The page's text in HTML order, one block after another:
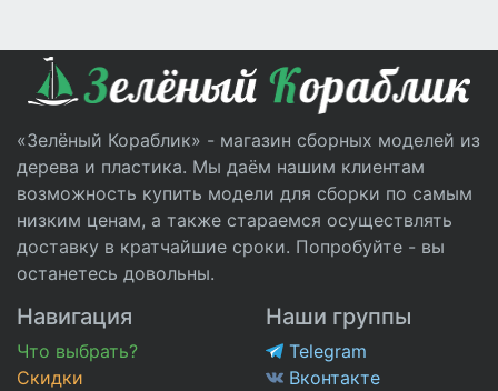
«Зелёный Кораблик» - магазин сборных моделей из
дерева и пластика. Мы даём нашим клиентам
возможность купить модели для сборки по самым
низким ценам, а также стараемся осуществлять
доставку в кратчайшие сроки. Попробуйте - вы
останетесь довольны.
Навигация
Что выбрать?
Скидки
Наши группы
Telegram
Вконтакте